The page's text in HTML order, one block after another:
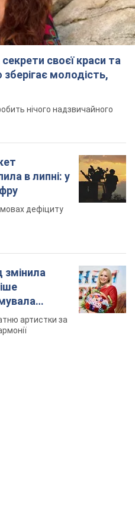
в липні: у
дефіциту
артистки за